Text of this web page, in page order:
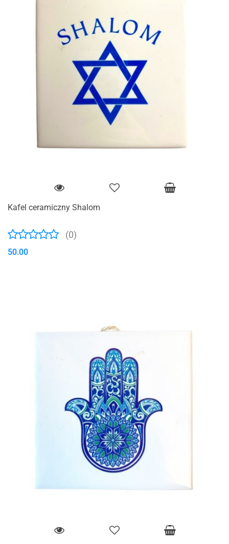
Kafel ceramiczny Shalom
(0)
50.00